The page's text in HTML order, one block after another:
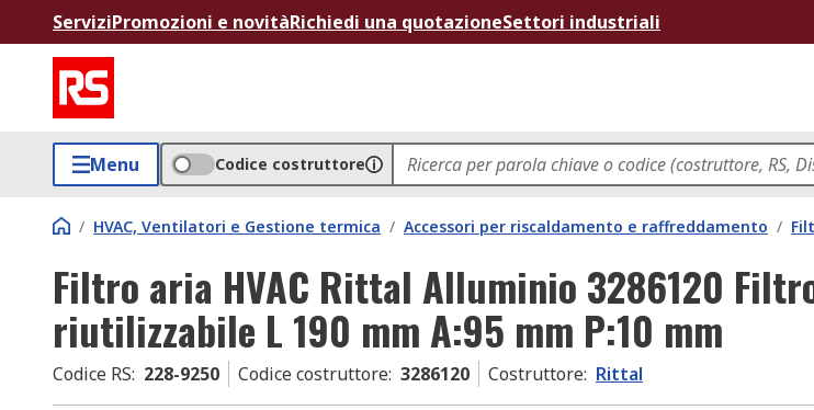
ServiziPromozioni e novitàRichiedi una quotazioneSettori industriali
Menu Codice costruttore
/ HVAC, Ventilatori e Gestione termica / Accessori per riscaldamento e raffreddamento /
Filtro aria HVAC Rittal Alluminio 3286120
riutilizzabile L 190 mm A:95 mm P:10 mm
Codice RS: 228-9250 Codice costruttore: 3286120 Costruttore: Rittal